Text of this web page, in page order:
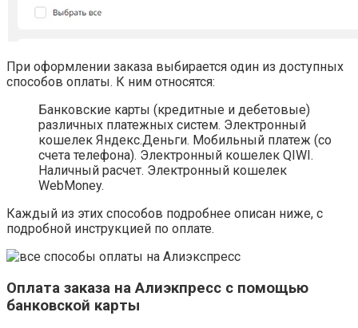
При оформлении заказа выбирается один из доступных
способов оплаты. К ним относятся:
Банковские карты (кредитные и дебетовые)
различных платежных систем. Электронный
кошелек Яндекс.Деньги. Мобильный платеж (со
счета телефона). Электронный кошелек QIWI.
Наличный расчет. Электронный кошелек
WebMoney.
Каждый из этих способов подробнее описан ниже, с
подробной инструкцией по оплате.
Оплата заказа на Алиэкпресс с помощью
банковской карты